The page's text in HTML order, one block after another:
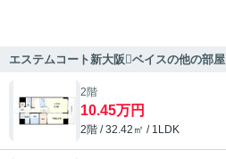
エステムコート新大阪ベイスの他の部屋
2階
10.45万円
2階 / 32.42㎡ / 1LDK